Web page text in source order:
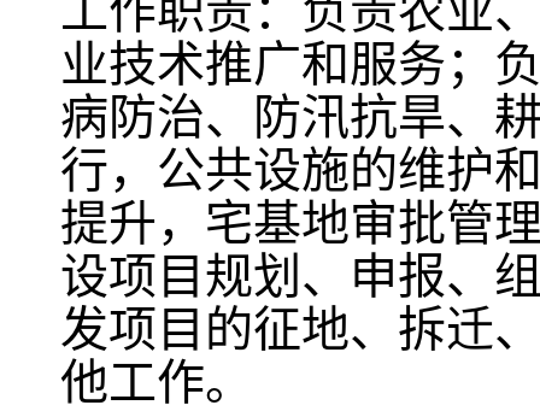
工作职责：负责农业
业技术推广和服务；
病防治、防汛抗旱、
行，公共设施的维护
提升，宅基地审批管
设项目规划、申报、
发项目的征地、拆迁
他工作。